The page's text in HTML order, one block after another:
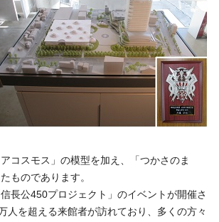
コスモス」の模型を加え、「つかさのま
ものであります。
長公450プロジェクト」のイベントが開催さ
人を超える来館者が訪れており、多くの方々